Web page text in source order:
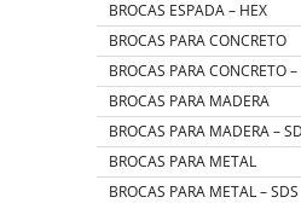
BROCAS ESPADA – HEX
BROCAS PARA CONCRETO
BROCAS PARA CONCRETO –
BROCAS PARA MADERA
BROCAS PARA MADERA –
BROCAS PARA METAL
BROCAS PARA METAL – SDS